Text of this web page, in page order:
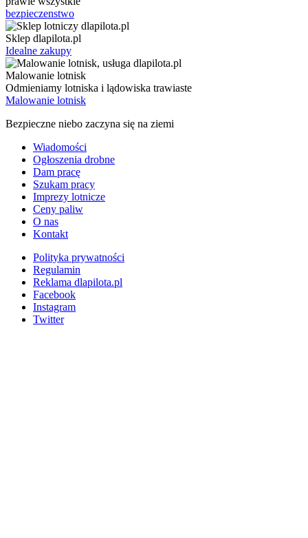
bezpieczenstwo
Sklep dlapilota.pl
Idealne zakupy
Malowanie lotnisk
Odmieniamy lotniska i lądowiska trawiaste
Malowanie lotnisk
Bezpieczne niebo zaczyna się na ziemi
Wiadomości
Ogłoszenia drobne
Dam pracę
Szukam pracy
Imprezy lotnicze
Ceny paliw
O nas
Kontakt
Polityka prywatności
Regulamin
Reklama dlapilota.pl
Facebook
Instagram
Twitter